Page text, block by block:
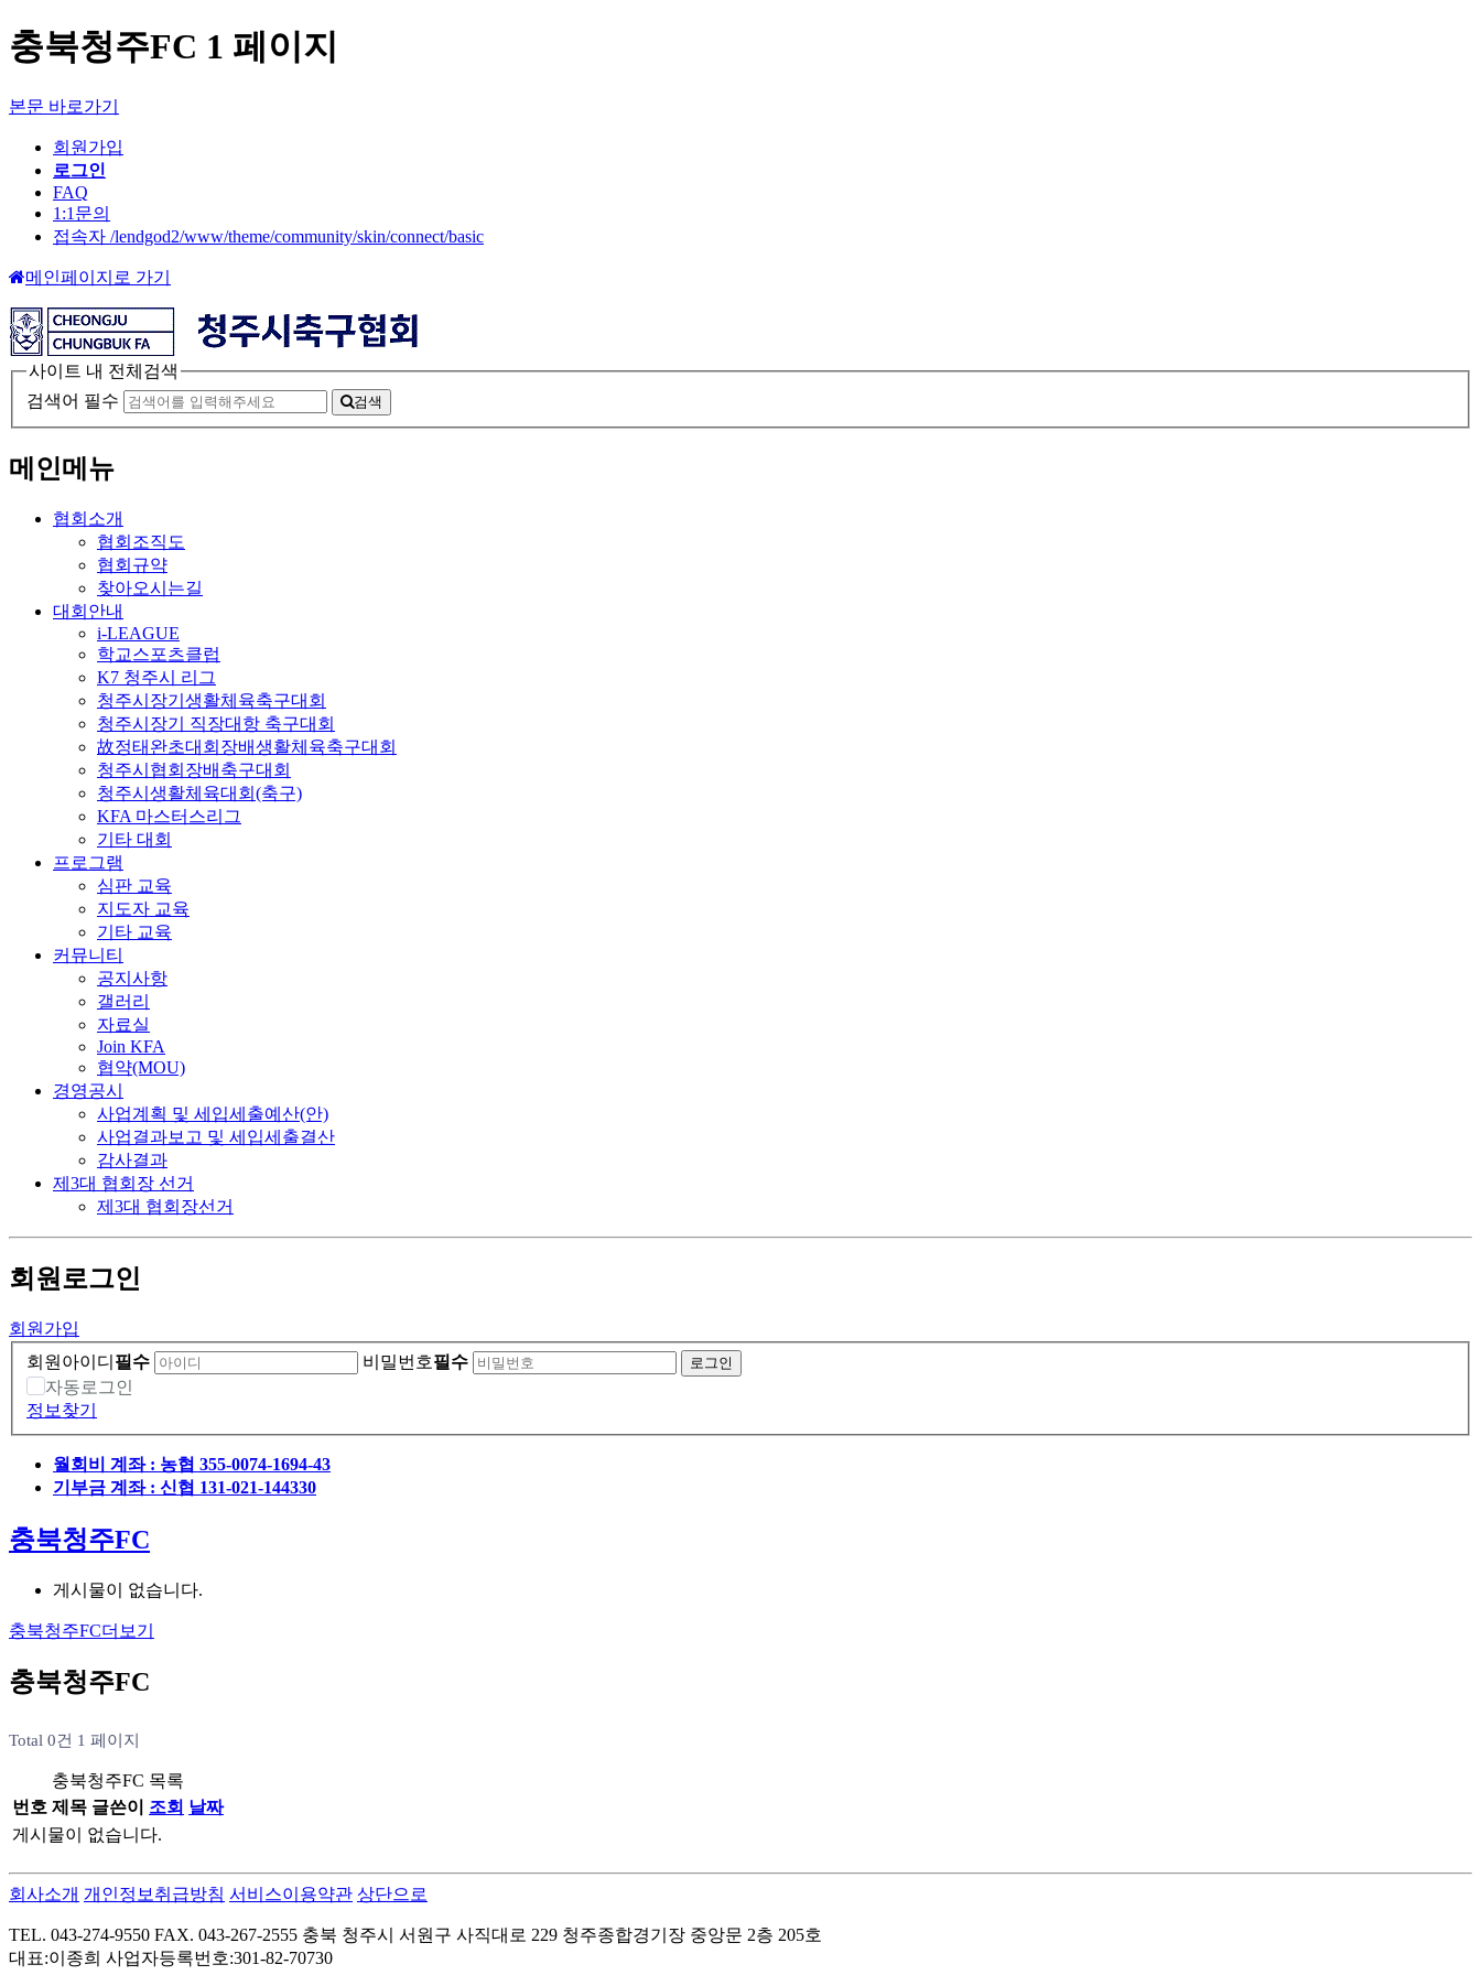
충북청주FC 1 페이지
본문 바로가기
회원가입
로그인
FAQ
1:1문의
접속자 /lendgod2/www/theme/community/skin/connect/basic
메인페이지로 가기
사이트 내 전체검색
검색어 필수
검색
메인메뉴
협회소개
협회조직도
협회규약
찾아오시는길
대회안내
i-LEAGUE
학교스포츠클럽
K7 청주시 리그
청주시장기생활체육축구대회
청주시장기 직장대항 축구대회
故정태완초대회장배생활체육축구대회
청주시협회장배축구대회
청주시생활체육대회(축구)
KFA 마스터스리그
기타 대회
프로그램
심판 교육
지도자 교육
기타 교육
커뮤니티
공지사항
갤러리
자료실
Join KFA
협약(MOU)
경영공시
사업계획 및 세입세출예산(안)
사업결과보고 및 세입세출결산
감사결과
제3대 협회장 선거
제3대 협회장선거
회원 로그인
회원가입
회원아이디 필수 비밀번호필수
자동로그인
정보찾기
월회비 계좌 : 농협 355-0074-1694-43
기부금 계좌 : 신협 131-021-144330
충북청주FC
게시물이 없습니다.
충북청주FC더보기
충북청주FC
Total 0건 1 페이지
충북청주FC 목록
번호 제목 글쓴이 조회 날짜
게시물이 없습니다.
회사소개 개인정보취급방침 서비스이용약관 상단으로
TEL. 043-274-9550 FAX. 043-267-2555 충북 청주시 서원구 사직대로 229 청주종합경기장 중앙문 2층 205호
대표:이종희 사업자등록번호:301-82-70730